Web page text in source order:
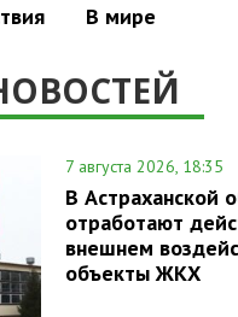
В мире
7 августа 2026, 18:35
В Астраханской
отработают
внешнем
объекты ЖКХ